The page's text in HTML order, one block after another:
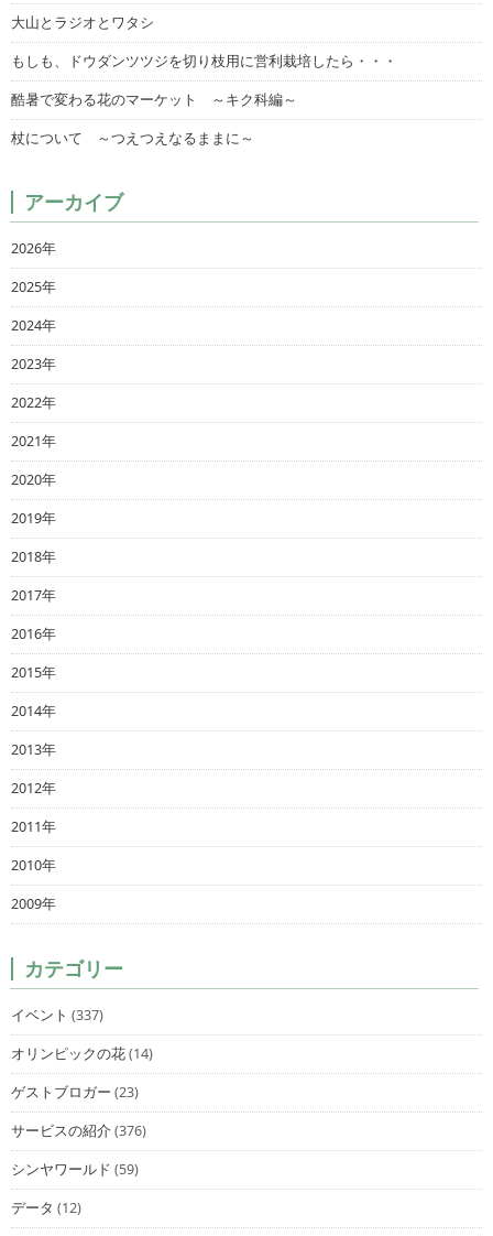
大山とラジオとワタシ
もしも、ドウダンツツジを切り枝用に営利栽培したら・・・
酷暑で変わる花のマーケット ～キク科編～
杖について ～つえつえなるままに～
アーカイブ
2026年
2025年
2024年
2023年
2022年
2021年
2020年
2019年
2018年
2017年
2016年
2015年
2014年
2013年
2012年
2011年
2010年
2009年
カテゴリー
イベント (337)
オリンピックの花(14)
ゲストブロガー (23)
サービスの紹介(376)
シンヤワールド (59)
データ (12)